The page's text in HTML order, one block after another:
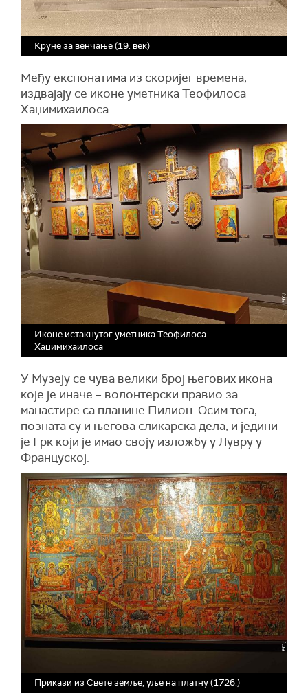
Круне за венчање (19. век)
Међу експонатима из скоријег времена,
издвајају се иконе уметника Теофилоса
Хаџимихаилоса.
Иконе истакнутог уметника Теофилоса
Хаџимихаилоса
У Музеју се чува велики број његових икона
које је иначе – волонтерски правио за
манастире са планине Пилион. Осим тога,
позната су и његова сликарска дела, и једини
је Грк који је имао своју изложбу у Лувру у
Француској.
Прикази из Свете земље, уље на платну (1726.)